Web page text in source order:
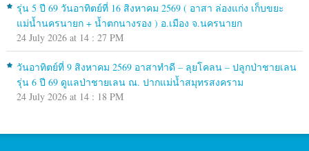
รุ่น 5 ปี 69 วันอาทิตย์ที่ 16 สิงหาคม 2569 ( อาสา ล่องแก่ง เก็บขยะ
แม่น้ำนครนายก + น้ำตกนางรอง ) อ.เมือง จ.นครนายก
24 July 2026 at 14 : 27 PM
วันอาทิตย์ที่ 9 สิงหาคม 2569 อาสาทำดี – ลุยโคลน – ปลูกป่าชายเลน
รุ่น 6 ปี 69 ดูแลป่าชายเลน ณ. ปากแม่น้ำสมุทรสงคราม
24 July 2026 at 14 : 18 PM